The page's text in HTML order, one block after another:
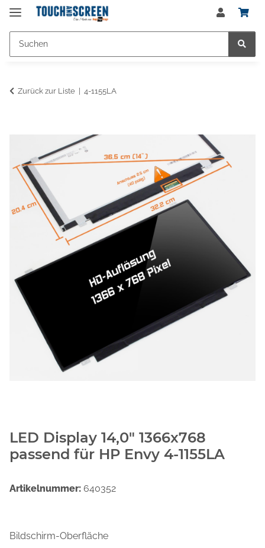
Zurück zur Liste 4-1155LA
LED Display 14,0" 1366x768
passend für HP Envy 4-1155LA
Artikelnummer: 640352
Bildschirm-Oberfläche